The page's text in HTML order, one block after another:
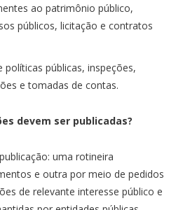
ao patrimônio público,
públicos, licitação e contratos
públicas, inspeções,
e tomadas de contas.
devem ser publicadas?
uma rotineira
e outra por meio de pedidos
de relevante interesse público e